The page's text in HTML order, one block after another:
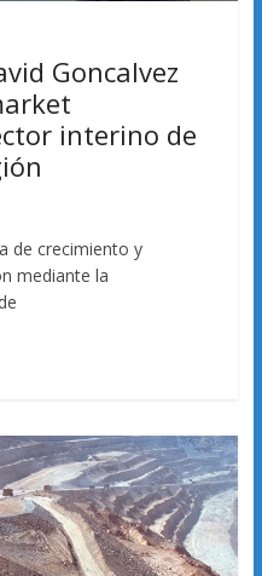
Goncalvez
interino de
de crecimiento y
mediante la